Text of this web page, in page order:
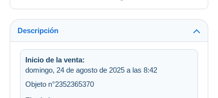
Descripción
Inicio de la venta:
domingo, 24 de agosto de 2025 a las 8:42
Objeto n°2352365370